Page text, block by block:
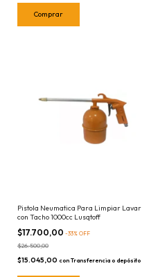
Pistola Neumatica Para Limpiar Lavar
con Tacho 1000cc Lusqtoff
$17.700,00 -33% OFF
$26.500,00
$15.045,00 con Transferencia o depósito